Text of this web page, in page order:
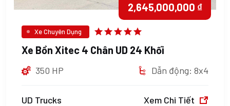
2,645,000,000 ₫
Xe Chuyên Dụng
Xe Bồn Xitec 4 Chân UD 24 Khối
350 HP Dẫn động: 8x4
UD Trucks Xem Chi Tiết